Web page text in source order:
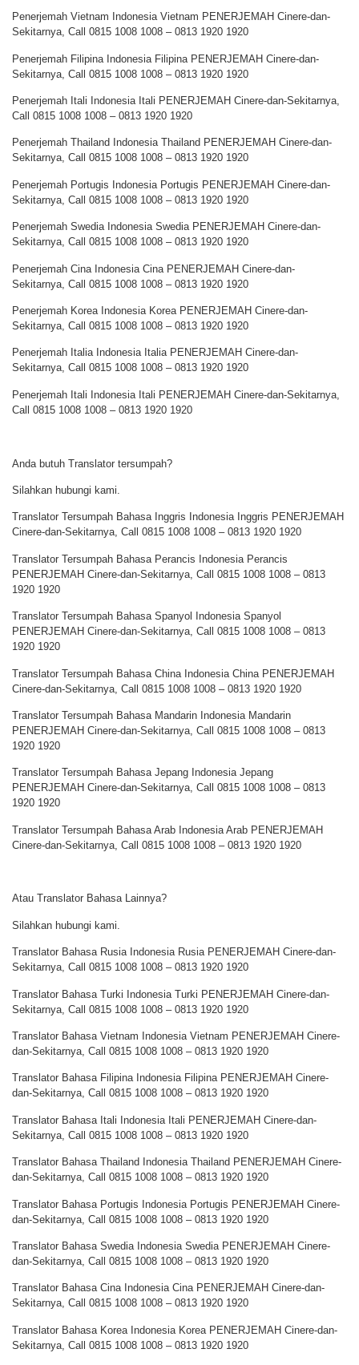
Penerjemah Vietnam Indonesia Vietnam PENERJEMAH Cinere-dan-
Sekitarnya, Call 0815 1008 1008 – 0813 1920 1920
Penerjemah Filipina Indonesia Filipina PENERJEMAH Cinere-dan-
Sekitarnya, Call 0815 1008 1008 – 0813 1920 1920
Penerjemah Itali Indonesia Itali PENERJEMAH Cinere-dan-Sekitarnya,
Call 0815 1008 1008 – 0813 1920 1920
Penerjemah Thailand Indonesia Thailand PENERJEMAH Cinere-dan-
Sekitarnya, Call 0815 1008 1008 – 0813 1920 1920
Penerjemah Portugis Indonesia Portugis PENERJEMAH Cinere-dan-
Sekitarnya, Call 0815 1008 1008 – 0813 1920 1920
Penerjemah Swedia Indonesia Swedia PENERJEMAH Cinere-dan-
Sekitarnya, Call 0815 1008 1008 – 0813 1920 1920
Penerjemah Cina Indonesia Cina PENERJEMAH Cinere-dan-
Sekitarnya, Call 0815 1008 1008 – 0813 1920 1920
Penerjemah Korea Indonesia Korea PENERJEMAH Cinere-dan-
Sekitarnya, Call 0815 1008 1008 – 0813 1920 1920
Penerjemah Italia Indonesia Italia PENERJEMAH Cinere-dan-
Sekitarnya, Call 0815 1008 1008 – 0813 1920 1920
Penerjemah Itali Indonesia Itali PENERJEMAH Cinere-dan-Sekitarnya,
Call 0815 1008 1008 – 0813 1920 1920
Anda butuh Translator tersumpah?
Silahkan hubungi kami.
Translator Tersumpah Bahasa Inggris Indonesia Inggris PENERJEMAH
Cinere-dan-Sekitarnya, Call 0815 1008 1008 – 0813 1920 1920
Translator Tersumpah Bahasa Perancis Indonesia Perancis
PENERJEMAH Cinere-dan-Sekitarnya, Call 0815 1008 1008 – 0813
1920 1920
Translator Tersumpah Bahasa Spanyol Indonesia Spanyol
PENERJEMAH Cinere-dan-Sekitarnya, Call 0815 1008 1008 – 0813
1920 1920
Translator Tersumpah Bahasa China Indonesia China PENERJEMAH
Cinere-dan-Sekitarnya, Call 0815 1008 1008 – 0813 1920 1920
Translator Tersumpah Bahasa Mandarin Indonesia Mandarin
PENERJEMAH Cinere-dan-Sekitarnya, Call 0815 1008 1008 – 0813
1920 1920
Translator Tersumpah Bahasa Jepang Indonesia Jepang
PENERJEMAH Cinere-dan-Sekitarnya, Call 0815 1008 1008 – 0813
1920 1920
Translator Tersumpah Bahasa Arab Indonesia Arab PENERJEMAH
Cinere-dan-Sekitarnya, Call 0815 1008 1008 – 0813 1920 1920
Atau Translator Bahasa Lainnya?
Silahkan hubungi kami.
Translator Bahasa Rusia Indonesia Rusia PENERJEMAH Cinere-dan-
Sekitarnya, Call 0815 1008 1008 – 0813 1920 1920
Translator Bahasa Turki Indonesia Turki PENERJEMAH Cinere-dan-
Sekitarnya, Call 0815 1008 1008 – 0813 1920 1920
Translator Bahasa Vietnam Indonesia Vietnam PENERJEMAH Cinere-
dan-Sekitarnya, Call 0815 1008 1008 – 0813 1920 1920
Translator Bahasa Filipina Indonesia Filipina PENERJEMAH Cinere-
dan-Sekitarnya, Call 0815 1008 1008 – 0813 1920 1920
Translator Bahasa Itali Indonesia Itali PENERJEMAH Cinere-dan-
Sekitarnya, Call 0815 1008 1008 – 0813 1920 1920
Translator Bahasa Thailand Indonesia Thailand PENERJEMAH Cinere-
dan-Sekitarnya, Call 0815 1008 1008 – 0813 1920 1920
Translator Bahasa Portugis Indonesia Portugis PENERJEMAH Cinere-
dan-Sekitarnya, Call 0815 1008 1008 – 0813 1920 1920
Translator Bahasa Swedia Indonesia Swedia PENERJEMAH Cinere-
dan-Sekitarnya, Call 0815 1008 1008 – 0813 1920 1920
Translator Bahasa Cina Indonesia Cina PENERJEMAH Cinere-dan-
Sekitarnya, Call 0815 1008 1008 – 0813 1920 1920
Translator Bahasa Korea Indonesia Korea PENERJEMAH Cinere-dan-
Sekitarnya, Call 0815 1008 1008 – 0813 1920 1920